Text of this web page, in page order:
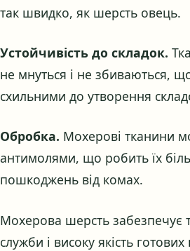
так швидко, як шерсть овець.
Устойчивість до складок.
не мнуться і не збиваються,
схильними до утворення
Обробка. Мохерові тканини
антимолями, що робить їх
пошкоджень від комах.
Мохерова шерсть забезпечує
служби і високу якість